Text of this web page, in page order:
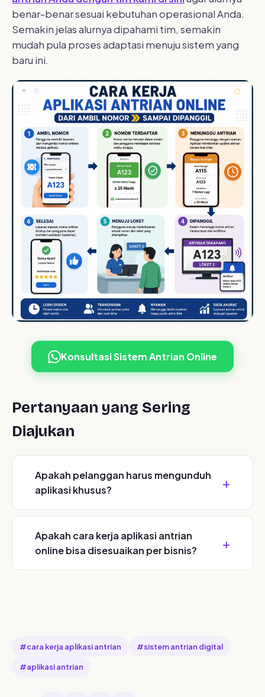
benar-benar sesuai kebutuhan operasional Anda.
Semakin jelas alurnya dipahami tim, semakin
mudah pula proses adaptasi menuju sistem yang
baru ini.
Konsultasi Sistem Antrian Online
Pertanyaan yang Sering
Diajukan
Apakah pelanggan harus mengunduh
aplikasi khusus?
Apakah cara kerja aplikasi antrian
online bisa disesuaikan per bisnis?
#cara kerja aplikasi antrian #sistem antrian digital
#aplikasi antrian